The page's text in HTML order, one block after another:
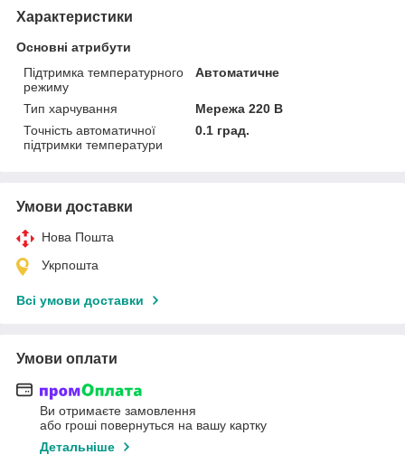
Характеристики
Основні атрибути
Підтримка температурного
режиму
Автоматичне
Тип харчування
Мережа 220 В
Точність автоматичної
підтримки температури
0.1 град.
Умови доставки
Нова Пошта
Укрпошта
Всі умови доставки
Умови оплати
Ви отримаєте замовлення
або гроші повернуться на вашу картку
Детальніше